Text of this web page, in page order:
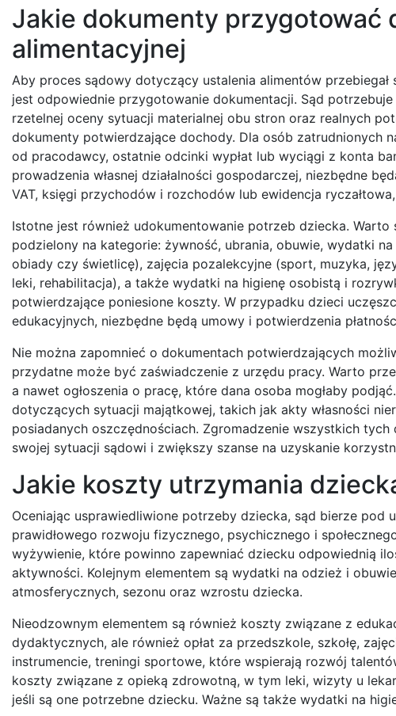
Jakie dokumenty przygotować
alimentacyjnej
Aby proces sądowy dotyczący ustalenia alimentów
jest odpowiednie przygotowanie dokumentacji. Sąd
rzetelnej oceny sytuacji materialnej obu stron oraz realnych
dokumenty potwierdzające dochody. Dla osób zatrudnionych
od pracodawcy, ostatnie odcinki wypłat lub wyciągi z konta
prowadzenia własnej działalności gospodarczej, niezbędne
VAT, księgi przychodów i rozchodów lub ewidencja
Istotne jest również udokumentowanie potrzeb dziecka.
podzielony na kategorie: żywność, ubrania, obuwie, wydatki
obiady czy świetlicę), zajęcia pozalekcyjne (sport, muzyka,
leki, rehabilitacja), a także wydatki na higienę osobistą i
potwierdzające poniesione koszty. W przypadku dzieci
edukacyjnych, niezbędne będą umowy i potwierdzenia
Nie można zapomnieć o dokumentach potwierdzających
przydatne może być zaświadczenie z urzędu pracy. Warto
a nawet ogłoszenia o pracę, które dana osoba mogłaby
dotyczących sytuacji majątkowej, takich jak akty własności
posiadanych oszczędnościach. Zgromadzenie wszystkich
swojej sytuacji sądowi i zwiększy szanse na uzyskanie
Jakie koszty utrzymania
Oceniając usprawiedliwione potrzeby dziecka, sąd bierze
prawidłowego rozwoju fizycznego, psychicznego i
wyżywienie, które powinno zapewniać dziecku odpowiednią
aktywności. Kolejnym elementem są wydatki na odzież i
atmosferycznych, sezonu oraz wzrostu dziecka.
Nieodzownym elementem są również koszty związane z
dydaktycznych, ale również opłat za przedszkole, szkołę,
instrumencie, treningi sportowe, które wspierają rozwój
koszty związane z opieką zdrowotną, w tym leki, wizyty u
jeśli są one potrzebne dziecku. Ważne są także wydatki na